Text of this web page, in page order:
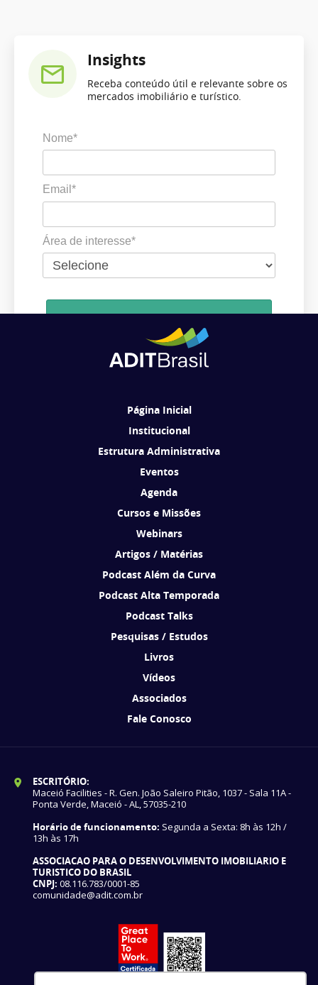
Insights
Receba conteúdo útil e relevante sobre os
mercados imobiliário e turístico.
Nome*
Email*
Área de interesse*
Ao se cadastrar, você concorda em receber comunicações da ADIT
Página Inicial
Institucional
Estrutura Administrativa
Eventos
Agenda
Cursos e Missões
Webinars
Artigos / Matérias
Podcast Além da Curva
Podcast Alta Temporada
Podcast Talks
Pesquisas / Estudos
Livros
Vídeos
Associados
Fale Conosco
ESCRITÓRIO:
Maceió Facilities - R. Gen. João Saleiro Pitão, 1037 - Sala 11A -
Ponta Verde, Maceió - AL, 57035-210
Horário de funcionamento: Segunda a Sexta: 8h às 12h /
13h às 17h
ASSOCIACAO PARA O DESENVOLVIMENTO IMOBILIARIO E
TURISTICO DO BRASIL
CNPJ: 08.116.783/0001-85
comunidade@adit.com.br